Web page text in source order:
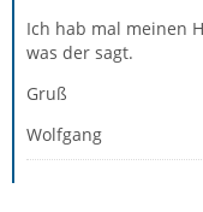
Ich hab mal meinen
was der sagt.
Gruß
Wolfgang